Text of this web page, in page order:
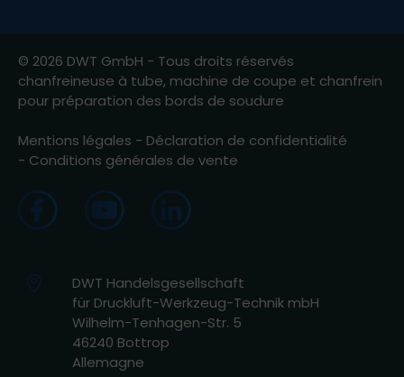
© 2026 DWT GmbH - Tous droits réservés
chanfreineuse à tube, machine de coupe et chanfrein
pour préparation des bords de soudure
Mentions légales - Déclaration de confidentialité
- Conditions générales de vente
DWT Handelsgesellschaft
für Druckluft-Werkzeug-Technik mbH
Wilhelm-Tenhagen-Str. 5
46240 Bottrop
Allemagne